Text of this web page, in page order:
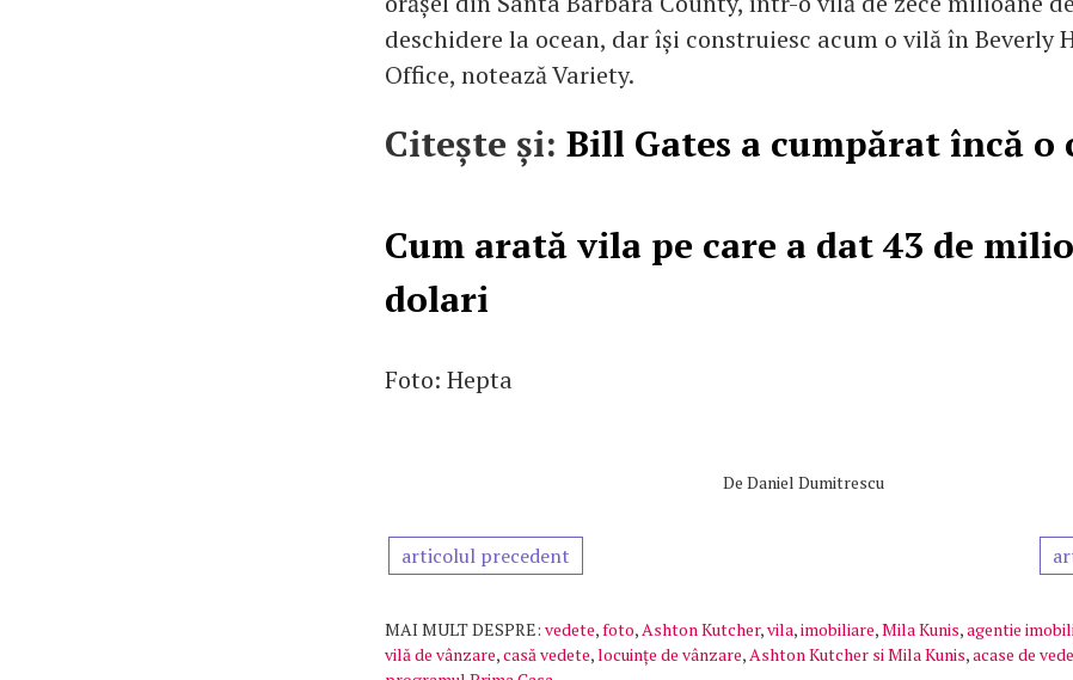
deschidere la ocean, dar își construiesc acum o vilă în Beverly
Office, notează Variety.
Citește și: Bill Gates a cumpărat încă o
Cum arată vila pe care a dat 43 de
dolari
Foto: Hepta
De Daniel Dumitrescu
articolul precedent
MAI MULT DESPRE: vedete,foto, Ashton Kutcher,vila,imobiliare,Mila Kunis,agentie
vilă de vânzare,casă vedete,locuințe de vânzare, Ashton Kutcher si Mila Kunis,acase de